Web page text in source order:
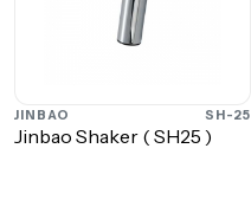
JINBAO SH-25
Jinbao Shaker ( SH25 )